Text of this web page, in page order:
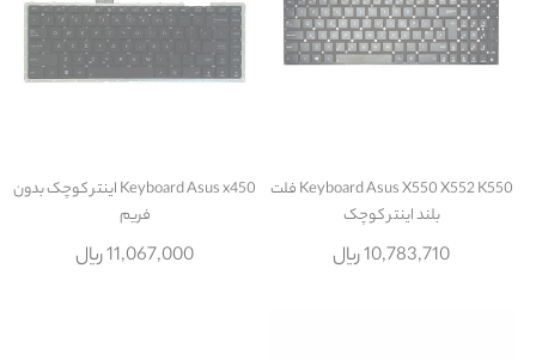
Keyboard Asus X550 X552 K550 فلت
بلند اينتر کوچک
10,783,710 ریال
Keyboard Asus x450 اينتر کوچک بدون
فريم
11,067,000 ریال